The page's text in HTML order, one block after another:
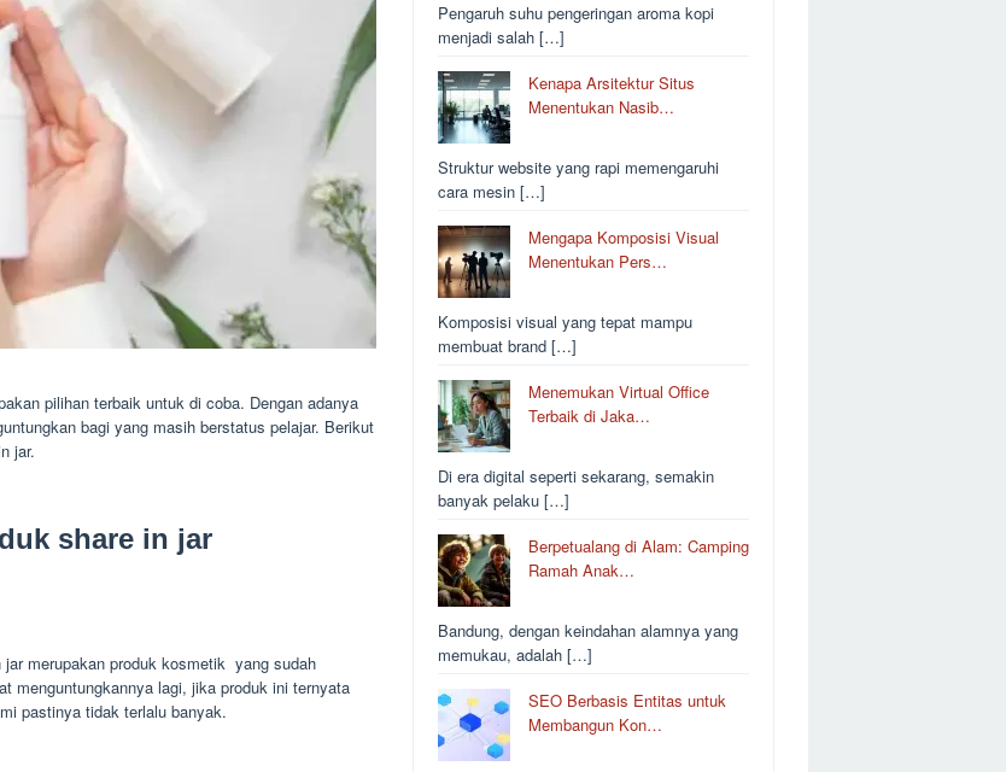
pilihan terbaik untuk di coba. Dengan adanya
bagi yang masih berstatus pelajar. Berikut
jar.
share in jar
merupakan produk kosmetik yang sudah
menguntungkannya lagi, jika produk ini ternyata
pastinya tidak terlalu banyak.
Pengaruh suhu pengeringan aroma kopi
menjadi salah […]
Kenapa Arsitektur Situs
Menentukan Nasib…
Struktur website yang rapi memengaruhi
cara mesin […]
Mengapa Komposisi Visual
Menentukan Pers…
Komposisi visual yang tepat mampu
membuat brand […]
Menemukan Virtual Office
Terbaik di Jaka…
Di era digital seperti sekarang, semakin
banyak pelaku […]
Berpetualang di Alam: Camping
Ramah Anak…
Bandung, dengan keindahan alamnya yang
memukau, adalah […]
SEO Berbasis Entitas untuk
Membangun Kon…